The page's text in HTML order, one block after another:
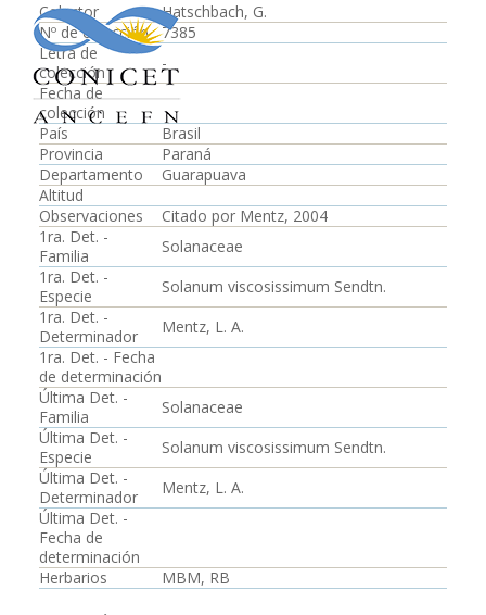
Colector
Hatschbach, G.
Nº de colección
7385
Letra de
colección
-
Fecha de
colección
País
Brasil
Provincia
Paraná
Departamento
Guarapuava
Altitud
Observaciones
Citado por Mentz, 2004
1ra. Det. -
Familia
Solanaceae
1ra. Det. -
Especie
Solanum viscosissimum Sendtn.
1ra. Det. -
Determinador
Mentz, L. A.
1ra. Det. - Fecha
de determinación
Última Det. -
Familia
Solanaceae
Última Det. -
Especie
Solanum viscosissimum Sendtn.
Última Det. -
Determinador
Mentz, L. A.
Última Det. -
Fecha de
determinación
Herbarios
MBM, RB